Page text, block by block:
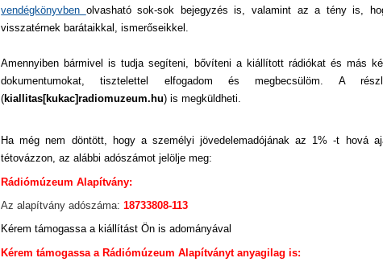
vendégkönyvben olvasható sok-sok bejegyzés is, valamint az a tény is,
visszatérnek barátaikkal, ismerőseikkel.
Amennyiben bármivel is tudja segíteni, bővíteni a kiállított rádiókat és más
dokumentumokat, tisztelettel elfogadom és megbecsülöm. A
(kiallitas[kukac]radiomuzeum.hu) is megküldheti.
Ha még nem döntött, hogy a személyi jövedelemadójának az 1% -t hová
tétovázzon, az alábbi adószámot jelölje meg:
Rádiómúzeum Alapítvány:
Az alapítvány adószáma:18733808-113
Kérem támogassa a kiállítást Ön is adományával
Kérem támogassa a Rádiómúzeum Alapítványt anyagilag is: